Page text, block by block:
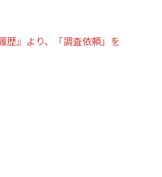
歴』より、「調査依頼」を